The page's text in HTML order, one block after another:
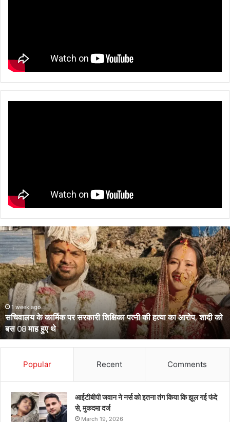
सचिवालय
के
कार्मिक
पर
सरकारी
शिक्षिका
पत्नी
की
हत्या
का
आरोप,
शादी
08
1 week ago
सचिवालय के कार्मिक पर सरकारी शिक्षिका पत्नी की हत्या का आरोप, शादी को
बस 08 माह हुए थे
Popular Recent Comments
आईटीबीपी जवान ने नर्स को इतना तंग किया कि झूल गई फंदे
से, मुकदमा दर्ज
March 19, 2026